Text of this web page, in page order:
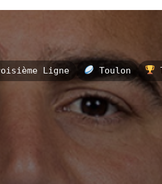
Ligne Toulon